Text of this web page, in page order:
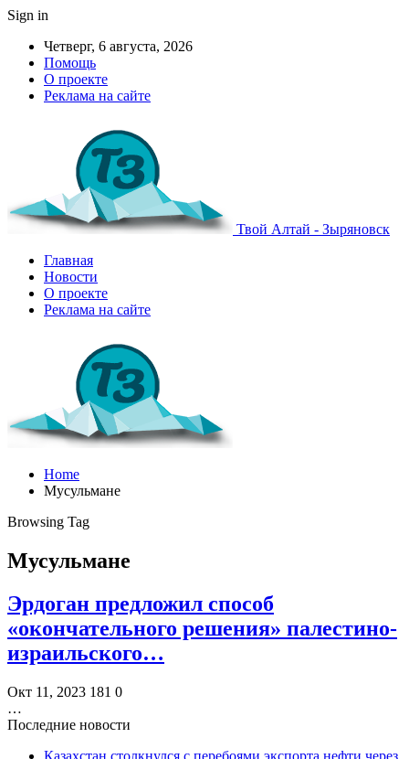
Sign in
Четверг, 6 августа, 2026
Помощь
О проекте
Реклама на сайте
Твой Алтай - Зыряновск
Главная
Новости
О проекте
Реклама на сайте
Home
Мусульмане
Browsing Tag
Мусульмане
Эрдоган предложил способ
«окончательного решения» палестино-
израильского…
Окт 11, 2023 181 0
…
Последние новости
Казахстан столкнулся с перебоями экспорта нефти через